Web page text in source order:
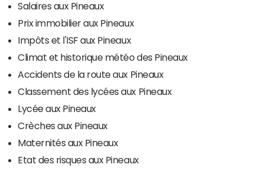
Salaires aux Pineaux
Prix immobilier aux Pineaux
Impôts et l'ISF aux Pineaux
Climat et historique météo des Pineaux
Accidents de la route aux Pineaux
Classement des lycées aux Pineaux
Lycée aux Pineaux
Crèches aux Pineaux
Maternités aux Pineaux
Etat des risques aux Pineaux